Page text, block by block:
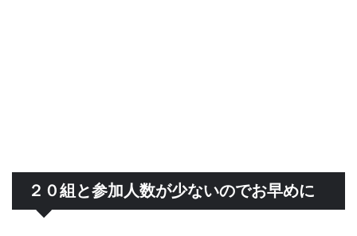
２０組と参加人数が少ないのでお早めに